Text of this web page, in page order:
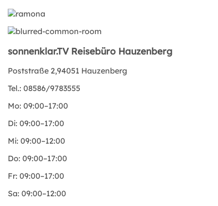
sonnenklar.TV Reisebüro Hauzenberg
Poststraße 2,94051 Hauzenberg
Tel.: 08586/9783555
Mo: 09:00–17:00
Di: 09:00–17:00
Mi: 09:00–12:00
Do: 09:00–17:00
Fr: 09:00–17:00
Sa: 09:00–12:00